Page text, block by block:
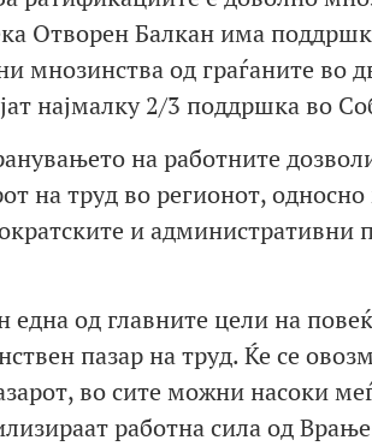
Отворен Балкан има
мнозинства од граѓаните во
најмалку 2/3 поддршка во
на работните
на труд во регионот,
и административни
една од главните цели на
пазар на труд. Ќе се
во сите можни насоки
работна сила од